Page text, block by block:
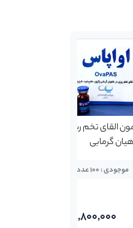
القای تخم ریزی
گرمابی
موجودی : 100 عدد
1,800,000